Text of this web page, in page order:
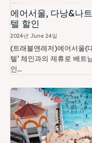
에어서울, 다낭&나
텔 할인
2024년 June 24일
(트래블앤레저)에어서울(
텔’ 체인과의 제휴로 베
인...